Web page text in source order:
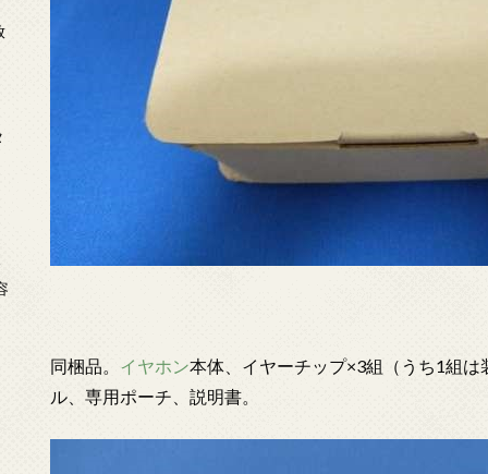
同梱品。 イヤホン本体、イヤーチップ×3組（うち1組
ル、専用ポーチ、説明書。